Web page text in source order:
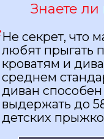
Знаете ли
Не секрет, что
любят прыгать
кроватям и
среднем
диван способен
выдержать до
детских